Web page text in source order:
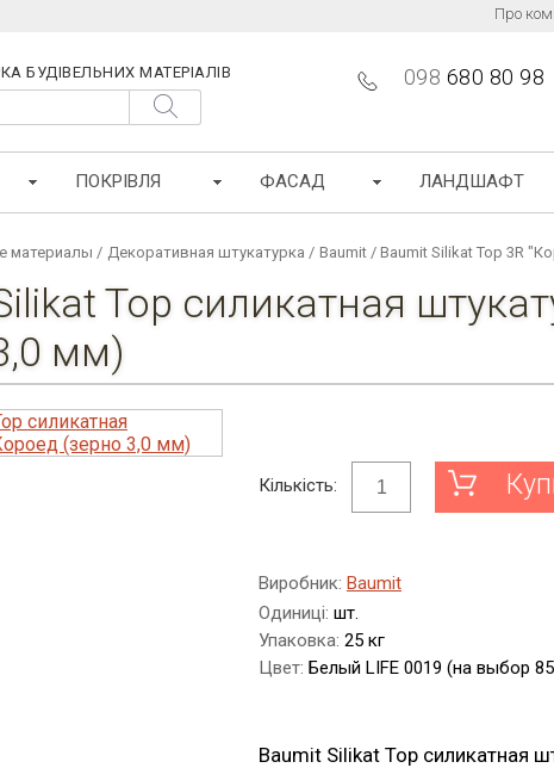
Про
098 680 80 98
БУДІВЕЛЬНИХ МАТЕРІАЛІВ
ПОКРІВЛЯ ФАСАД ЛАНДШАФТ
материалы / Декоративная штукатурка / Baumit / Baumit Silikat Top 3R
Top силикатная
мм)
Кількість:
Виробник: Baumit
Одиниці: шт.
Упаковка: 25 кг
Цвет: Белый LIFE 0019 (на выбор
Baumit Silikat Top силикатная